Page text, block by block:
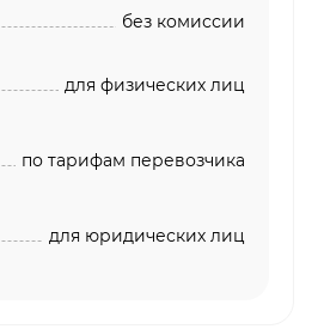
без комиссии
для физических лиц
по тарифам перевозчика
для юридических лиц